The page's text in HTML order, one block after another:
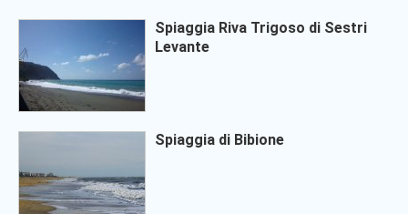
Spiaggia Riva Trigoso di Sestri
Levante
Spiaggia di Bibione